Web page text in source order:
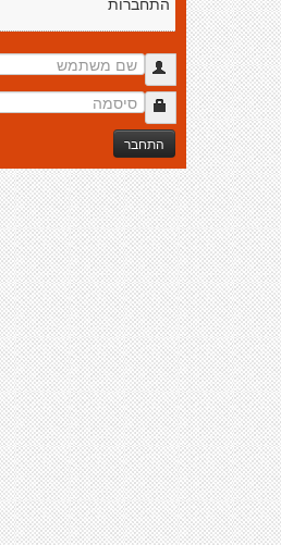
התחברות
התחבר